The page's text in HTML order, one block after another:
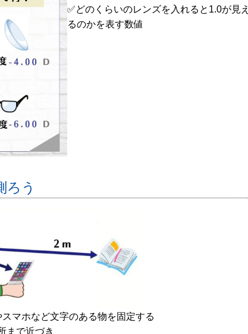
✅️どのくらいのレンズを入れると1.0が見え
るのかを表す数値
ろう
マホなど文字のある物を固定する
まで近づき